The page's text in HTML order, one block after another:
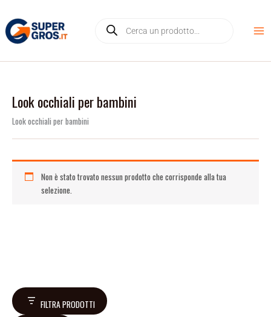
contenuto
search
FILTRA PRODOTTI
Look occhiali per bambini
Look occhiali per bambini
Non è stato trovato nessun prodotto che corrisponde alla tua
selezione.